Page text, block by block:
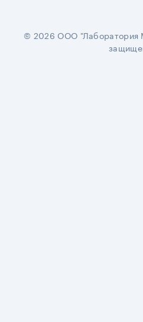
© 2026 ООО "Лаборатория